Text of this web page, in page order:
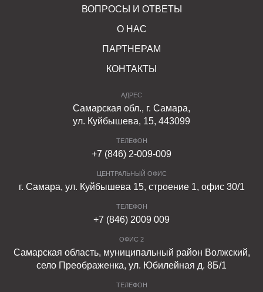
ВОПРОСЫ И ОТВЕТЫ
О НАС
ПАРТНЕРАМ
КОНТАКТЫ
АДРЕС
Самарская обл., г. Самара,
ул. Куйбышева, 15, 443099
ТЕЛЕФОН
+7 (846) 2-009-009
ЦЕНТРАЛЬНЫЙ ОФИС
г. Самара, ул. Куйбышева 15, строение 1, офис 30/1
ТЕЛЕФОН
+7 (846) 2009 009
ОФИС 2
Самарская область, муниципальный район Волжский,
село Преображенка, ул. Юбилейная д. 8Б/1
ТЕЛЕФОН